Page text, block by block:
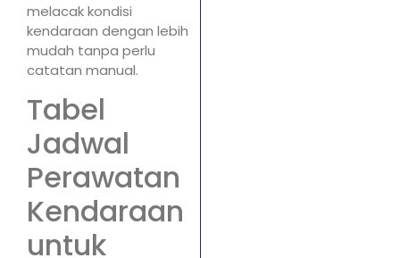
melacak kondisi
kendaraan dengan lebih
mudah tanpa perlu
catatan manual.
Tabel
Jadwal
Perawatan
Kendaraan
untuk